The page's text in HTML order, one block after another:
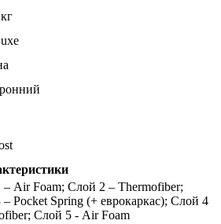
Air Foam; Слой 2 – Thermofiber;
Pocket Spring (+ еврокаркас); Слой 4
Слой 5 - Air Foam